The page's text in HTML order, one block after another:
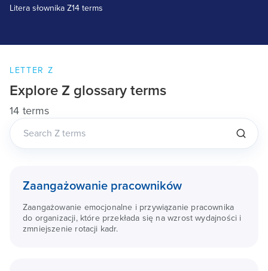
Litera słownika Z14 terms
LETTER Z
Explore Z glossary terms
14 terms
Zaangażowanie pracowników
Zaangażowanie emocjonalne i przywiązanie pracownika
do organizacji, które przekłada się na wzrost wydajności i
zmniejszenie rotacji kadr.